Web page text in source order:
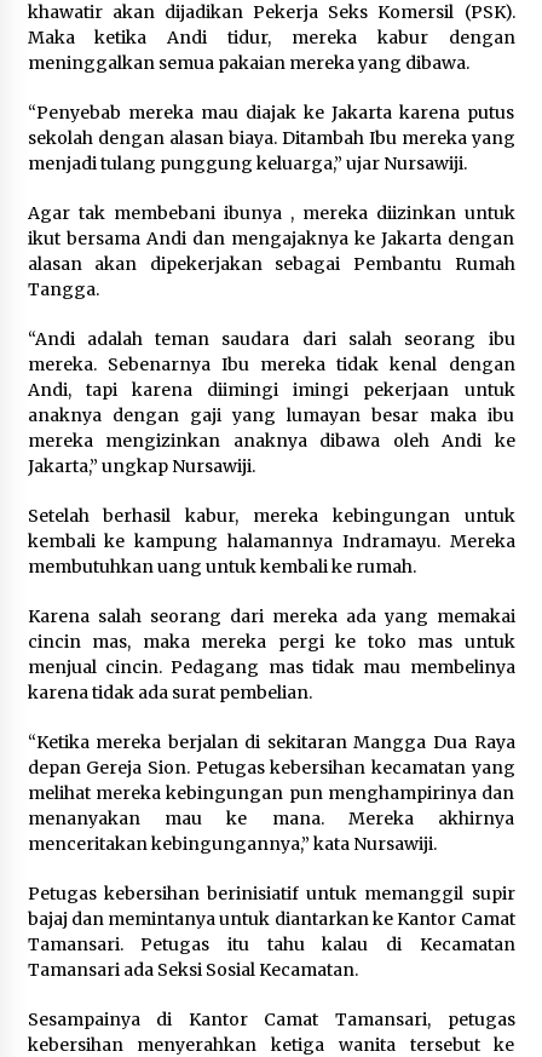
Registrasi Indonesia Sports Summit
2026 Resmi Dibuka, Siap Hadirkan
Pengalaman Beyond the Game
8 Agustus 2026
Bangkit Usai Takluk dari Vietnam di
Piala AFF 2026
8 Agustus 2026
Penanganan Kebakaran Gedung
Dinas Teknis Masuk Tahap Akhir,
Tak Ada Korban Jiwa
8 Agustus 2026
Kebakaran Gedung Dinas Teknis
Abdul Muis Dipadamkan, Layanan
Publik Tetap Berjalan
8 Agustus 2026
12 Coklat Terbaik dan Enak di
Pasaran
8 Agustus 2026
9 Kopi Botol Terbaik yang Praktis
untuk Menemani Aktivitas
8 Agustus 2026
khawatir akan dijadikan Pekerja Seks Komersil (PSK).
Maka ketika Andi tidur, mereka kabur dengan
meninggalkan semua pakaian mereka yang dibawa.
“Penyebab mereka mau diajak ke Jakarta karena putus
sekolah dengan alasan biaya. Ditambah Ibu mereka yang
menjadi tulang punggung keluarga,” ujar Nursawiji.
Agar tak membebani ibunya , mereka diizinkan untuk
ikut bersama Andi dan mengajaknya ke Jakarta dengan
alasan akan dipekerjakan sebagai Pembantu Rumah
Tangga.
“Andi adalah teman saudara dari salah seorang ibu
mereka. Sebenarnya Ibu mereka tidak kenal dengan
Andi, tapi karena diimingi imingi pekerjaan untuk
anaknya dengan gaji yang lumayan besar maka ibu
mereka mengizinkan anaknya dibawa oleh Andi ke
Jakarta,” ungkap Nursawiji.
Setelah berhasil kabur, mereka kebingungan untuk
kembali ke kampung halamannya Indramayu. Mereka
membutuhkan uang untuk kembali ke rumah.
Karena salah seorang dari mereka ada yang memakai
cincin mas, maka mereka pergi ke toko mas untuk
menjual cincin. Pedagang mas tidak mau membelinya
karena tidak ada surat pembelian.
“Ketika mereka berjalan di sekitaran Mangga Dua Raya
depan Gereja Sion. Petugas kebersihan kecamatan yang
melihat mereka kebingungan pun menghampirinya dan
menanyakan mau ke mana. Mereka akhirnya
menceritakan kebingungannya,” kata Nursawiji.
Petugas kebersihan berinisiatif untuk memanggil supir
bajaj dan memintanya untuk diantarkan ke Kantor Camat
Tamansari. Petugas itu tahu kalau di Kecamatan
Tamansari ada Seksi Sosial Kecamatan.
Sesampainya di Kantor Camat Tamansari, petugas
kebersihan menyerahkan ketiga wanita tersebut ke